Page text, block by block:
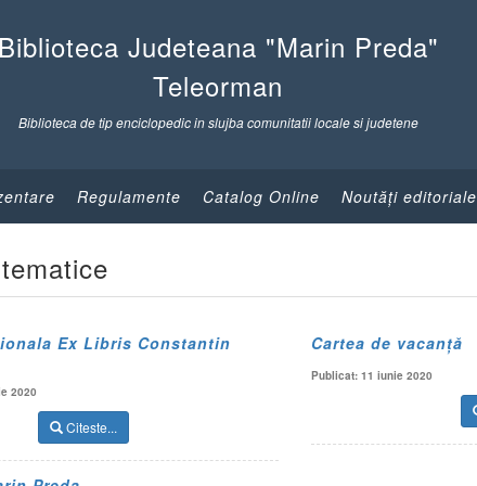
Biblioteca Judeteana "Marin Preda"
Teleorman
Biblioteca de tip enciclopedic in slujba comunitatii locale si judetene
Regulamente Catalog Online Noutăţi editoriale
Ex Libris Constantin
2020
Citeste...
Cartea de vacanță
Publicat: 11 iunie 2020